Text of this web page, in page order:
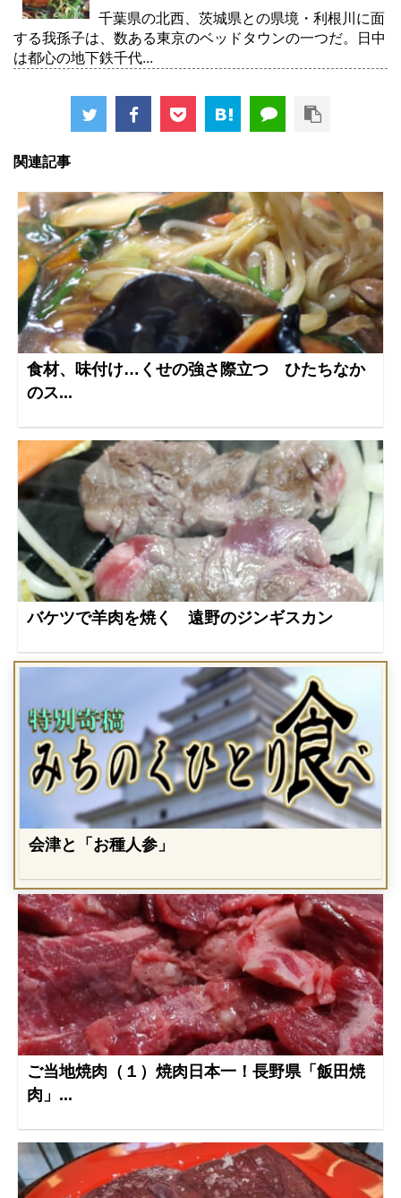
千葉県の北西、茨城県との県境・利根川に面
する我孫子は、数ある東京のベッドタウンの一つだ。日中
は都心の地下鉄千代...
関連記事
食材、味付け…くせの強さ際立つ ひたちなか
のス...
バケツで羊肉を焼く 遠野のジンギスカン
会津と「お種人参」
ご当地焼肉（１）焼肉日本一！長野県「飯田焼
肉」...